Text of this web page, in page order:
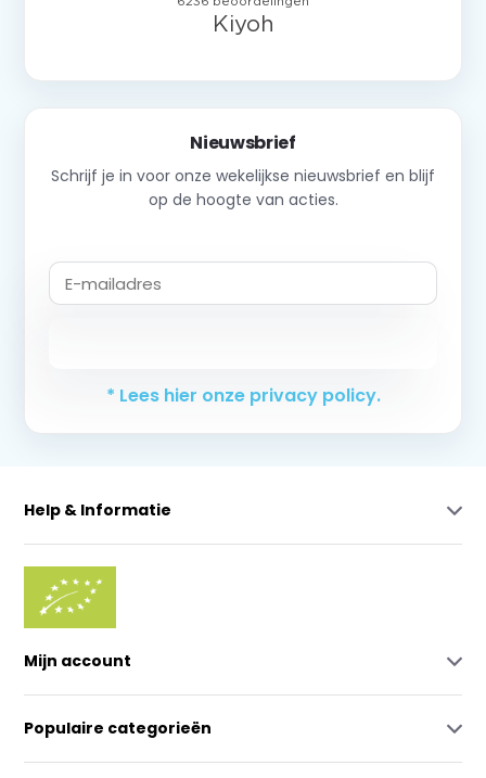
Nieuwsbrief
Schrijf je in voor onze wekelijkse nieuwsbrief en blijf
op de hoogte van acties.
* Lees hier onze privacy policy.
Help & Informatie
Mijn account
Populaire categorieën